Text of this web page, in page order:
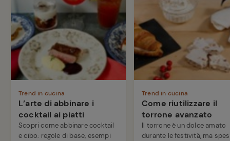
Trend in cucina
L’arte di abbinare i
cocktail ai piatti
Scopri come abbinare cocktail
e cibo: regole di base, esempi
Trend in cucina
Come riutilizzare il
torrone avanzato
Il torrone è un dolce amato
durante le festività, ma